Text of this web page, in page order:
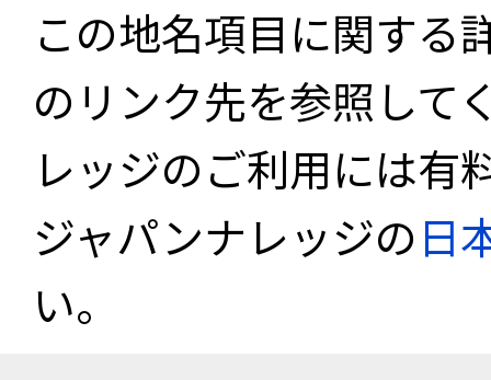
この地名項目に関する
のリンク先を参照して
レッジのご利用には有
ジャパンナレッジの日
い。